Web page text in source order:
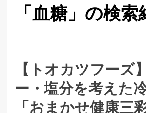
「血糖」の検索
【トオカツフーズ
ー・塩分を考えた
「おまかせ健康三